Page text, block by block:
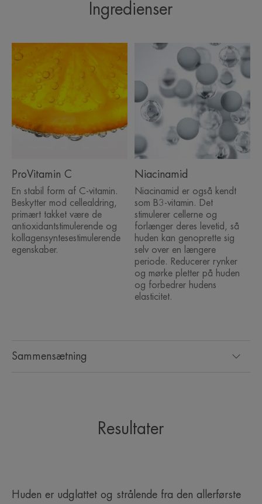
ingrediens i produkter, som giver glød.
Produktets egenskaber
• Udglatter rynker
• Mindsker forekomsten af mørke pletter
• Udjævner hudtonen
KONSISTENS
Fordele ved teksturen
Den fløjlsbløde, delikat duftende tekstur beroliger huden og
udgør en god base for makeup.
*Ascorbyl glucosid, en meget stabil form for C-vitamin.
*Ascorbyl Glucosid, en meget stabil form for C-vitamin.
**Ex vivo-undersøgelse af færdige produkter.
****Instrumentelle målinger på 40 personer, 2 påføringer pr. dag.
*Ascorbyl Glucosid, en meget stabil form for C-vitamin.
Ingredienser
Sammensætning
ProVitamin C
En stabil form af C-vitamin.
Beskytter mod cellealdring,
primært takket være de
antioxidantstimulerende og
kollagensyntesestimulerende
egenskaber.
Niacinamid
Niacinamid er også kendt
som B3-vitamin. Det
stimulerer cellerne og
forlænger deres levetid, så
huden kan genoprette sig
selv over en længere
periode. Reducerer rynker
og mørke pletter på huden
og forbedrer hudens
elasticitet.
Resultater
Huden er udglattet og strålende fra den allerførste